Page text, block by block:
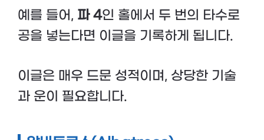
예를 들어, 파 4인 홀에서 두 번의 타수로
공을 넣는다면 이글을 기록하게 됩니다.
이글은 매우 드문 성적이며, 상당한 기술
과 운이 필요합니다.